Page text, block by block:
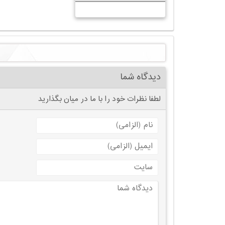
دیدگاه شما
لطفا نظرات خود را با ما در میان بگذارید